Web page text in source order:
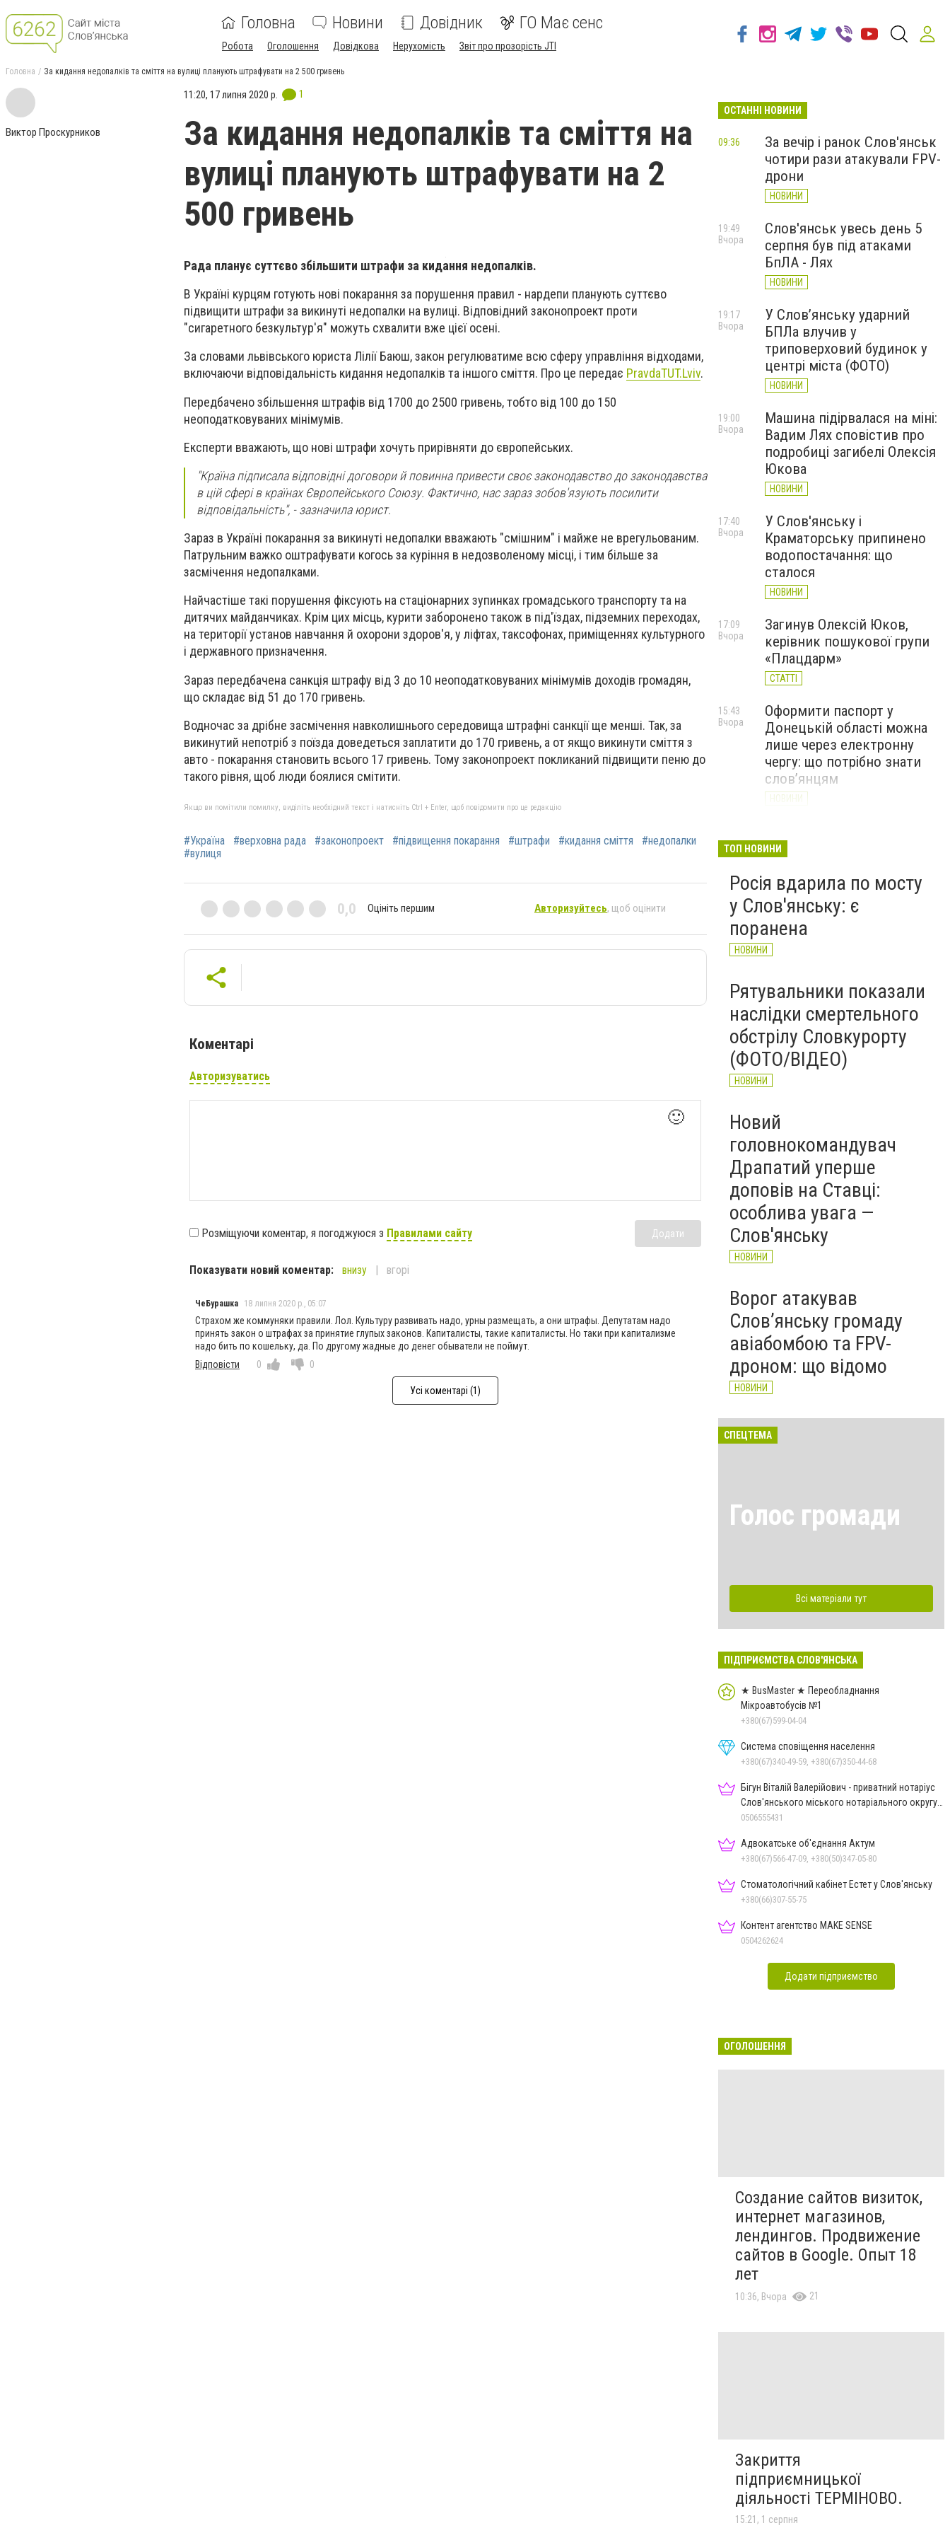
Головна Новини Довідник ГО Має сенс
Робота Оголошення Довідкова Нерухомість Звіт про прозорість JTI
Головна За кидання недопалків та сміття на вулиці планують штрафувати на 2 500 гривень
Виктор Проскурников
11:20, 17 липня 2020 р. 1
За кидання недопалків та сміття на
вулиці планують штрафувати на 2
500 гривень
Рада планує суттєво збільшити штрафи за кидання недопалків.
В Україні курцям готують нові покарання за порушення правил - нардепи планують суттєво
підвищити штрафи за викинуті недопалки на вулиці. Відповідний законопроект проти
"сигаретного безкультур'я" можуть схвалити вже цієї осені.
За словами львівського юриста Лілії Баюш, закон регулюватиме всю сферу управління відходами,
включаючи відповідальність кидання недопалків та іншого сміття. Про це передає PravdaTUT.Lviv.
Передбачено збільшення штрафів від 1700 до 2500 гривень, тобто від 100 до 150
неоподатковуваних мінімумів.
Експерти вважають, що нові штрафи хочуть прирівняти до європейських.
"Країна підписала відповідні договори й повинна привести своє законодавство до законодавства
в цій сфері в країнах Європейського Союзу. Фактично, нас зараз зобов'язують посилити
відповідальність", - зазначила юрист.
Зараз в Україні покарання за викинуті недопалки вважають "смішним" і майже не врегульованим.
Патрульним важко оштрафувати когось за куріння в недозволеному місці, і тим більше за
засмічення недопалками.
Найчастіше такі порушення фіксують на стаціонарних зупинках громадського транспорту та на
дитячих майданчиках. Крім цих місць, курити заборонено також в під'їздах, підземних переходах,
на території установ навчання й охорони здоров'я, у ліфтах, таксофонах, приміщеннях культурного
і державного призначення.
Зараз передбачена санкція штрафу від 3 до 10 неоподатковуваних мінімумів доходів громадян,
що складає від 51 до 170 гривень.
Водночас за дрібне засмічення навколишнього середовища штрафні санкції ще менші. Так, за
викинутий непотріб з поїзда доведеться заплатити до 170 гривень, а от якщо викинути сміття з
авто - покарання становить всього 17 гривень. Тому законопроект покликаний підвищити пеню до
такого рівня, щоб люди боялися смітити.
Якщо ви помітили помилку, виділіть необхідний текст і натисніть Ctrl + Enter, щоб повідомити про це редакцію
#Україна #верховна рада #законопроект #підвищення покарання #штрафи #кидання сміття
#недопалки
#вулиця
0,0 Оцініть першим Авторизуйтесь, щоб оцінити
Коментарі
Авторизуватись
🙂
Розміщуючи коментар, я погоджуюся з Правилами сайту Додати
Показувати новий коментар: внизу вгорі
ЧеБурашка 18 липня 2020 р., 05:07
Страхом же коммуняки правили. Лол. Культуру развивать надо, урны размещать, а они штрафы. Депутатам надо
принять закон о штрафах за принятие глупых законов. Капиталисты, такие капиталисты. Но таки при капитализме
надо бить по кошельку, да. По другому жадные до денег обыватели не поймут.
Відповісти
0 0
Усі коментарі (1)
ОСТАННІ НОВИНИ
За вечір і ранок Слов'янськ
чотири рази атакували FPV-
дрони
НОВИНИ
09:36
Слов'янськ увесь день 5
серпня був під атаками
БпЛА - Лях
НОВИНИ
19:49
Вчора
У Слов’янську ударний
БПЛа влучив у
триповерховий будинок у
центрі міста (ФОТО)
НОВИНИ
19:17
Вчора
Машина підірвалася на міні:
Вадим Лях сповістив про
подробиці загибелі Олексія
Юкова
НОВИНИ
19:00
Вчора
У Слов'янську і
Краматорську припинено
водопостачання: що
сталося
НОВИНИ
17:40
Вчора
Загинув Олексій Юков,
керівник пошукової групи
«Плацдарм»
СТАТТІ
17:09
Вчора
Оформити паспорт у
Донецькій області можна
лише через електронну
чергу: що потрібно знати
слов’янцям
НОВИНИ
15:43
Вчора
гуманітарну допомогу
НОВИНИ
Вчора
ТОП НОВИНИ
Росія вдарила по мосту
у Слов'янську: є
поранена
НОВИНИ
Рятувальники показали
наслідки смертельного
обстрілу Словкурорту
(ФОТО/ВІДЕО)
НОВИНИ
Новий
головнокомандувач
Драпатий уперше
доповів на Ставці:
особлива увага —
Слов'янську
НОВИНИ
Ворог атакував
Слов’янську громаду
авіабомбою та FPV-
дроном: що відомо
НОВИНИ
СПЕЦТЕМА
Голос громади
Всі матеріали тут
ПІДПРИЄМСТВА СЛОВ'ЯНСЬКА
★ BusMaster ★ Переобладнання
Мікроавтобусів №1
+380(67)599-04-04
Система сповіщення населення
+380(67)340-49-59, +380(67)350-44-68
Бігун Віталій Валерійович - приватний нотаріус
Слов'янського міського нотаріального округу
Дон.обл.
0506555431
Адвокатське об'єднання Актум
+380(67)566-47-09, +380(50)347-05-80
Стоматологічний кабінет Естет у Слов'янську
+380(66)307-55-75
Контент агентство MAKE SENSE
0504262624
Додати підприємство
ОГОЛОШЕННЯ
Создание сайтов визиток,
интернет магазинов,
лендингов. Продвижение
сайтов в Google. Опыт 18
лет
10:36, Вчора 21
Закриття
підприємницької
діяльності ТЕРМІНОВО.
15:21, 1 серпня